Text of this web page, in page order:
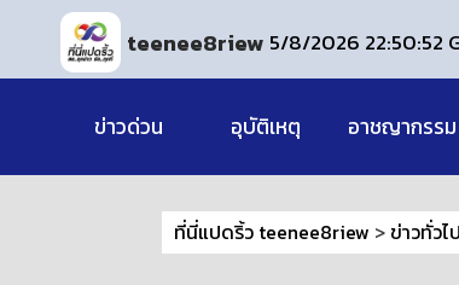
teenee8riew 5/8/2026 22:50:53
ข่าวด่วน อุบัติเหตุ อาชญากรรม
ที่นี่แปดริ้ว teenee8riew >ข่าวทั่ว